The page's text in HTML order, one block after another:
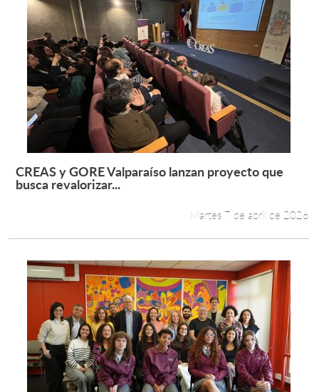
Leer más +
CREAS y GORE Valparaíso lanzan proyecto que
busca revalorizar...
Martes 7 de abril de 2026